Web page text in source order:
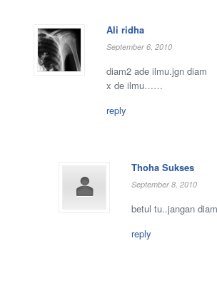
Ali ridha
September 6, 2010
diam2 ade ilmu.jgn diam
x de ilmu……
reply
Thoha Sukses
September 8, 2010
betul tu..jangan
reply